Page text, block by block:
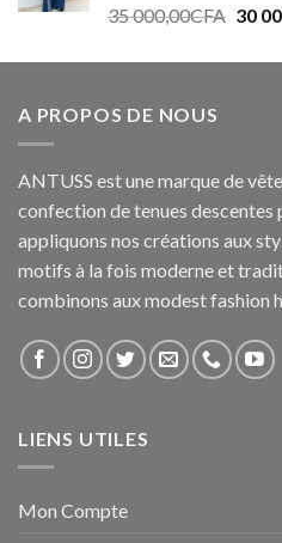
Note5.00
35 000,00CFA 30
A PROPOS DE NOUS
ANTUSS est une marque de
confection de tenues descentes
appliquons nos créations aux
motifs à la fois moderne et
combinons aux modest fashion
LIENS UTILES
Mon Compte